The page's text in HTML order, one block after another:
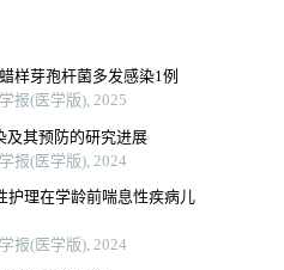
样芽孢杆菌多发感染1例
报(医学版), 2025
及其预防的研究进展
报(医学版), 2024
护理在学龄前喘息性疾病儿
报(医学版), 2024